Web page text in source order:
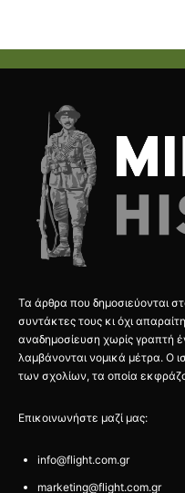
Τα άρθρα που δημοσιεύονται
συντάκτες τους κι όχι
αναδημοσίευση χωρίς γραπτή
λαμβάνονται νομικά μέτρα. Ο
των σχολίων, τα οποία
Επικοινωνήστε μαζί μας:
info@flight.com.gr
marketing@flight.com.gr